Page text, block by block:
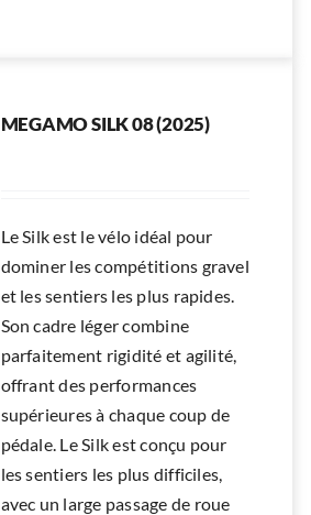
MEGAMO SILK 08 (2025)
Le Silk est le vélo idéal pour
dominer les compétitions gravel
et les sentiers les plus rapides.
Son cadre léger combine
parfaitement rigidité et agilité,
offrant des performances
supérieures à chaque coup de
pédale. Le Silk est conçu pour
les sentiers les plus difficiles,
avec un large passage de roue